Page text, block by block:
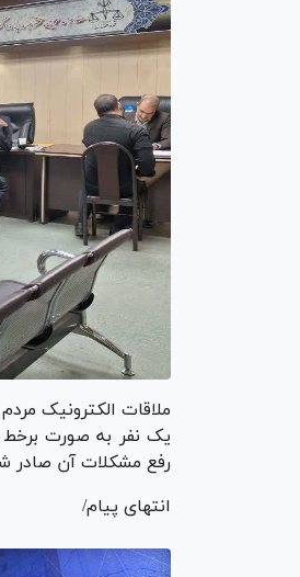
ملاقات الکترونیک
یک نفر به صورت برخط
رفع مشکلات آن صادر
انتهای پیام/